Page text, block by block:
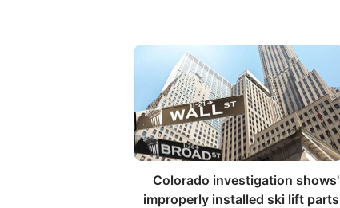
'Colorado investigation shows
improperly installed ski lift parts